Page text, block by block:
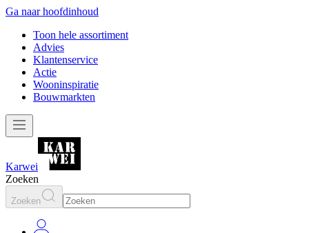
Ga naar hoofdinhoud
Toon hele assortiment
Advies
Klantenservice
Actie
Wooninspiratie
Bouwmarkten
Karwei
Zoeken
Zoeken